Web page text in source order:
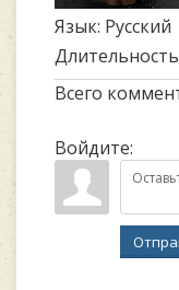
Язык: Русский
Всего
Войдите: